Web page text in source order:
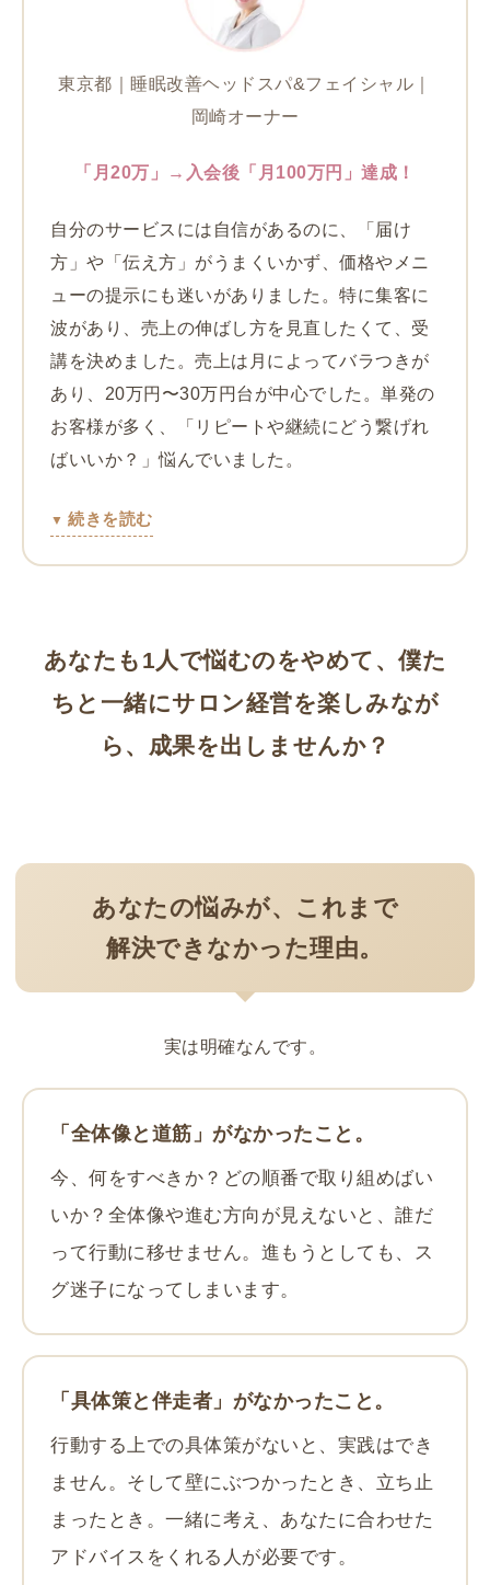
東京都｜睡眠改善ヘッドスパ&フェイシャル｜
岡崎オーナー
「月20万」→入会後「月100万円」達成！
自分のサービスには自信があるのに、「届け
方」や「伝え方」がうまくいかず、価格やメニ
ューの提示にも迷いがありました。特に集客に
波があり、売上の伸ばし方を見直したくて、受
講を決めました。売上は月によってバラつきが
あり、20万円〜30万円台が中心でした。単発の
お客様が多く、「リピートや継続にどう繋げれ
ばいいか？」悩んでいました。
続きを読む
あなたも1人で悩むのをやめて、僕た
ちと一緒にサロン経営を楽しみなが
ら、成果を出しませんか？
あなたの悩みが、これまで
解決できなかった理由。
実は明確なんです。
「全体像と道筋」がなかったこと。
今、何をすべきか？どの順番で取り組めばい
いか？全体像や進む方向が見えないと、誰だ
って行動に移せません。進もうとしても、ス
グ迷子になってしまいます。
「具体策と伴走者」がなかったこと。
行動する上での具体策がないと、実践はでき
ません。そして壁にぶつかったとき、立ち止
まったとき。一緒に考え、あなたに合わせた
アドバイスをくれる人が必要です。